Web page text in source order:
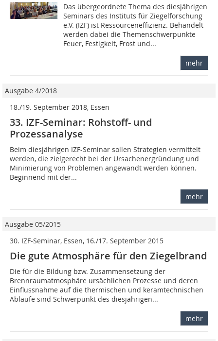
Das übergeordnete Thema des diesjährigen
Seminars des Instituts für Ziegelforschung
e.V. (IZF) ist Ressourceneffizienz. Behandelt
werden dabei die Themenschwerpunkte
Feuer, Festigkeit, Frost und...
mehr
Ausgabe 4/2018
18./19. September 2018, Essen
33. IZF-Seminar: Rohstoff- und
Prozessanalyse
Beim diesjährigen IZF-Seminar sollen Strategien vermittelt
werden, die zielgerecht bei der Ursachenergründung und
Minimierung von Problemen angewandt werden können.
Beginnend mit der...
mehr
Ausgabe 05/2015
30. IZF-Seminar, Essen, 16./17. September 2015
Die gute Atmosphäre für den Ziegelbrand
Die für die Bildung bzw. Zusammensetzung der
Brennraumatmosphäre ursächlichen Prozesse und deren
Einflussnahme auf die thermischen und keramtechnischen
Abläufe sind Schwerpunkt des diesjährigen...
mehr